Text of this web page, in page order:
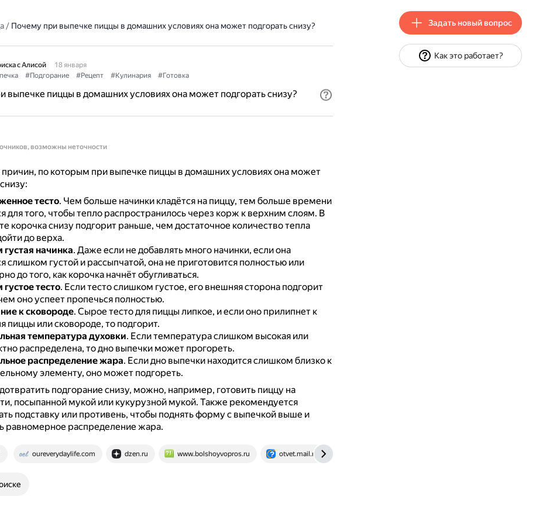
/ Почему при выпечке пиццы в домашних условиях она может подгорать снизу?
с Алисой
18 января
#Подгорание #Рецепт #Кулинария #Готовка
выпечке пиццы в домашних условиях она может подгорать снизу?
возможны неточности
причин, по которым при выпечке пиццы в домашних условиях она может
тесто. Чем больше начинки кладётся на пиццу, тем больше времени
для того, чтобы тепло распространилось через корж к верхним слоям. В
корочка снизу подгорит раньше, чем достаточное количество тепла
до верха.
начинка. Даже если не добавлять много начинки, если она
слишком густой и рассыпчатой, она не приготовится полностью или
до того, как корочка начнёт обугливаться.
тесто. Если тесто слишком густое, его внешняя сторона подгорит
оно успеет пропечься полностью.
к сковороде. Сырое тесто для пиццы липкое, и если оно прилипнет к
пиццы или сковороде, то подгорит.
температура духовки. Если температура слишком высокая или
распределена, то дно выпечки может прогореть.
распределение жара. Если дно выпечки находится слишком близко к
элементу, оно может подгореть.
подгорание снизу, можно, например, готовить пиццу на
посыпанной мукой или кукурузной мукой. Также рекомендуется
подставку или противень, чтобы поднять форму с выпечкой выше и
равномерное распределение жара.
oureverydaylife.com dzen.ru www.bolshoyvopros.ru otvet.mail.ru
Задать новый вопрос
Как это работает?